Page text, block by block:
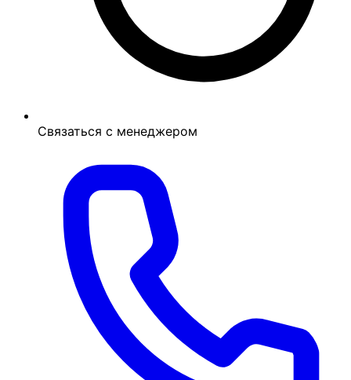
Связаться с менеджером